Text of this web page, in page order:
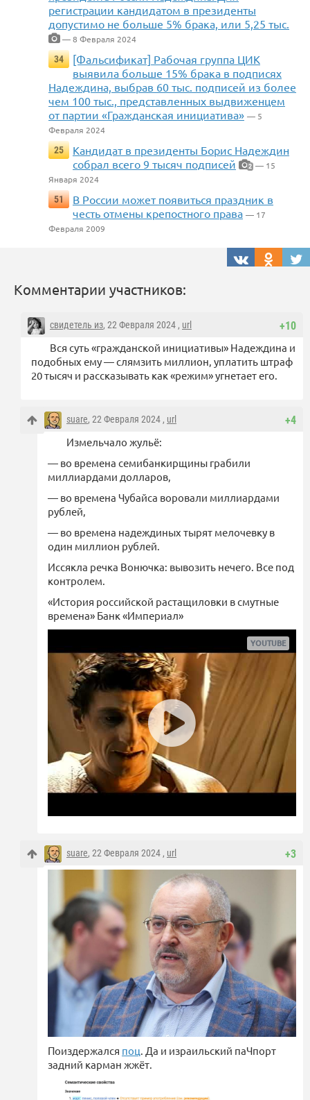
регистрации кандидатом в президенты
допустимо не больше 5% брака, или 5,25 тыс.
— 8 Февраля 2024
34
[Фальсификат] Рабочая группа ЦИК
выявила больше 15% брака в подписях
Надеждина, выбрав 60 тыс. подписей из более
чем 100 тыс., представленных выдвиженцем
от партии «Гражданская инициатива» — 5
Февраля 2024
25
Кандидат в президенты Борис Надеждин
собрал всего 9 тысяч подписей
2 — 15
Января 2024
51
В России может появиться праздник в
честь отмены крепостного права — 17
Февраля 2009
Комментарии участников:
+10
свидетель из, 22 Февраля 2024 , url
Вся суть «гражданской инициативы» Надеждина и
подобных ему — слямзить миллион, уплатить штраф
20 тысяч и рассказывать как «режим» угнетает его.
+4
suare, 22 Февраля 2024 , url
Измельчало жульё:
— во времена семибанкирщины грабили
миллиардами долларов,
— во времена Чубайса воровали миллиардами
рублей,
— во времена надеждиных тырят мелочевку в
один миллион рублей.
Иссякла речка Вонючка: вывозить нечего. Все под
контролем.
«История российской растащиловки в смутные
времена» Банк «Империал»
+3
suare, 22 Февраля 2024 , url
Поиздержался поц. Да и израильский паЧпорт
задний карман жжёт.